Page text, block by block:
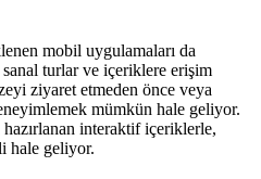
mobil uygulamaları da
turlar ve içeriklere erişim
ziyaret etmeden önce veya
mümkün hale geliyor.
interaktif içeriklerle,
hale geliyor.